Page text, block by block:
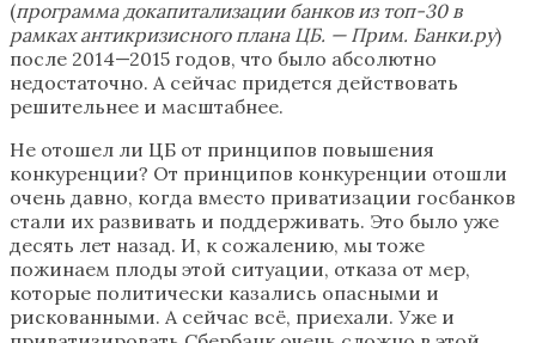
(программа докапитализации банков из топ-30 в
рамках антикризисного плана ЦБ. — Прим. Банки.ру)
после 2014—2015 годов, что было абсолютно
недостаточно. А сейчас придется действовать
решительнее и масштабнее.
Не отошел ли ЦБ от принципов повышения
конкуренции? От принципов конкуренции отошли
очень давно, когда вместо приватизации госбанков
стали их развивать и поддерживать. Это было уже
десять лет назад. И, к сожалению, мы тоже
пожинаем плоды этой ситуации, отказа от мер,
которые политически казались опасными и
рискованными. А сейчас всё, приехали. Уже и